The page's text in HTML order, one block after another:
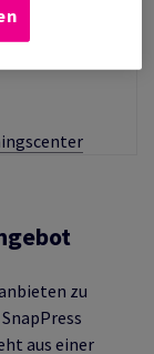
zu
aus einer